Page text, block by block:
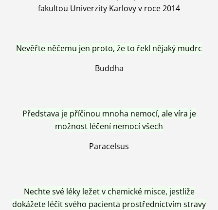
fakultou Univerzity Karlovy v roce 2014
Nevěřte něčemu jen proto, že to řekl nějaký mudrc
Buddha
Představa je příčinou mnoha nemocí, ale víra je
možnost léčení nemocí všech
Paracelsus
Nechte své léky ležet v chemické misce, jestliže
dokážete léčit svého pacienta prostřednictvím stravy